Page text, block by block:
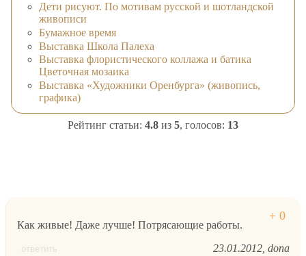
Дети рисуют. По мотивам русской и шотландской
живописи
Бумажное время
Выставка Школа Палеха
Выставка флористического коллажа и батика
Цветочная мозаика
Выставка «Художники Оренбурга» (живопись,
графика)
Рейтинг статьи: 4.8 из 5, голосов: 13
Как живые! Даже лучше! Потрясающие работы.
ответить 23.01.2012 dona